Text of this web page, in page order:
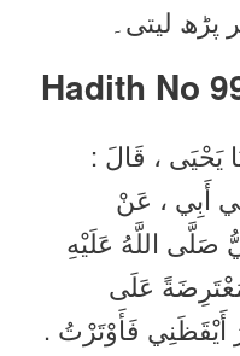
پڑھ لیتی۔
Hadith No
يَحْيَى ، قَالَ :
أَبِي ، عَنْ
صَلَّى اللَّهُ عَلَيْهِ
عَلَى
أَيْقَظَنِي فَأَوْتَرْتُ .